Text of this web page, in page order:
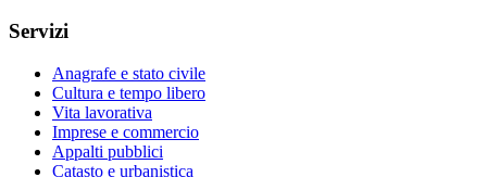
Servizi
Anagrafe e stato civile
Cultura e tempo libero
Vita lavorativa
Imprese e commercio
Appalti pubblici
Catasto e urbanistica